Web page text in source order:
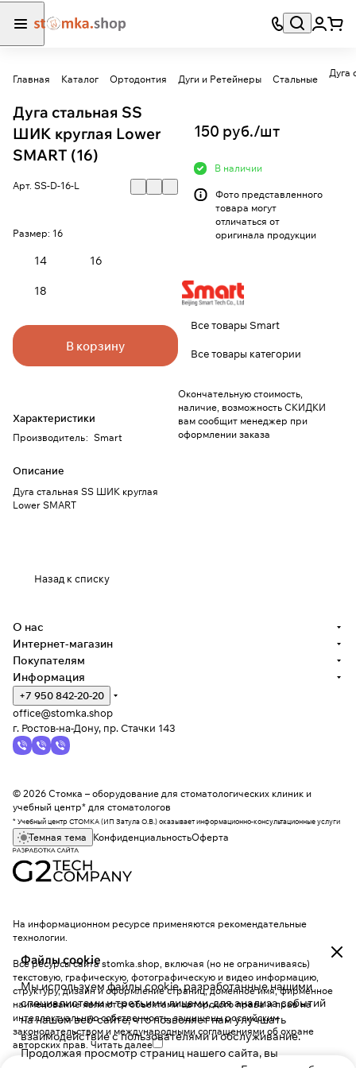
Главная Каталог Ортодонтия Дуги и Ретейнеры Стальные
Дуга
Дуга стальная SS
ШИК круглая Lower
SMART (16)
Арт. SS-D-16-L
Размер: 16
14 16
18
В корзину
Характеристики
Производитель: Smart
Описание
Дуга стальная SS ШИК круглая
Lower SMART
150 руб./шт
В наличии
Фото представленного
товара могут
отличаться от
оригинала продукции
Все товары Smart
Все товары категории
Окончательную стоимость,
наличие, возможность СКИДКИ
вам сообщит менеджер при
оформлении заказа
Назад к списку
Файлы cookie
Мы используем файлы cookie, разработанные нашими
специалистами и третьими лицами, для анализа событий
на нашем веб-сайте, что позволяет нам улучшать
взаимодействие с пользователями и обслуживание.
Продолжая просмотр страниц нашего сайта, вы
О нас
Интернет-магазин
Покупателям
Информация
+7 950 842-20-20
office@stomka.shop
г. Ростов-на-Дону, пр. Стачки 143
© 2026 Стомка – оборудование для стоматологических клиник и
учебный центр* для стоматологов
* Учебный центр СТОМКА (ИП Затула О.В.) оказывает информационно-консультационные услуги
Темная тема КонфиденциальностьОферта
На информационном ресурсе применяются рекомендательные
технологии.
Все ресурсы сайта stomka.shop, включая (но не ограничиваясь)
текстовую, графическую, фотографическую и видео информацию,
структуру, дизайн и оформление страниц, доменное имя, фирменное
наименование являются объектами авторского права и прав на
интеллектуальную собственность, защищены российским
законодательством и международными соглашениями об охране
авторских прав. Читать далее